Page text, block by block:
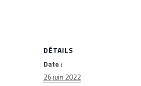
DÉTAILS
Date :
26 juin 2022